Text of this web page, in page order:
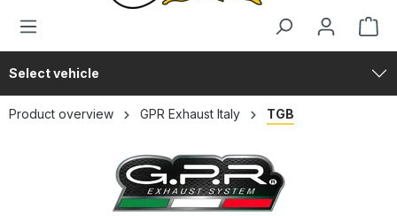
Select vehicle
Product overview GPR Exhaust Italy TGB